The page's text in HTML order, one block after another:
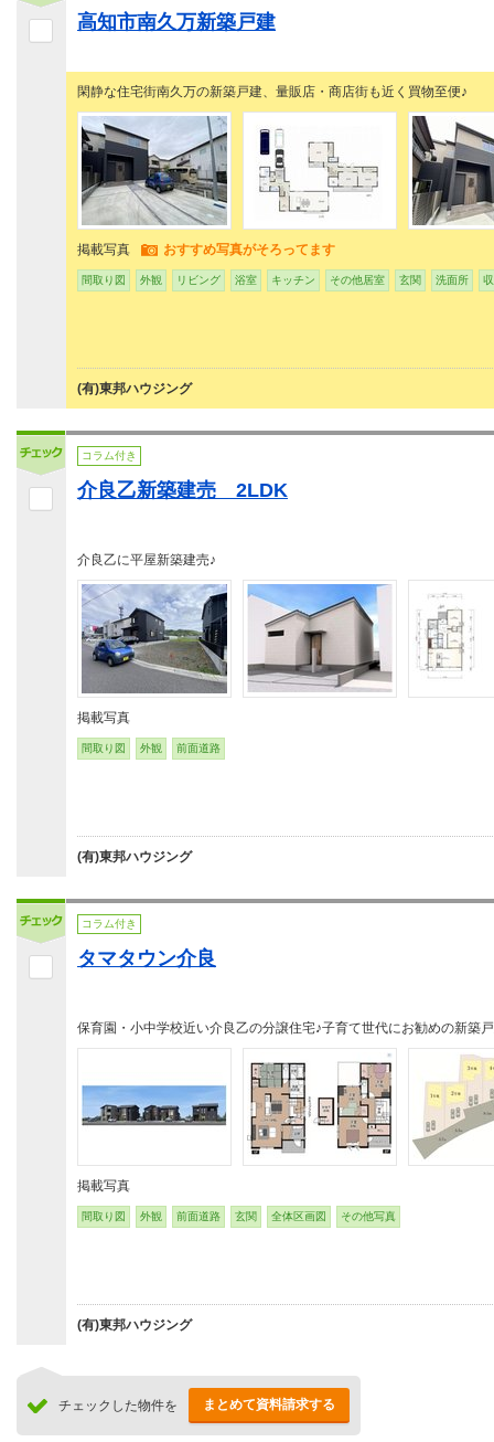
高知市南久万新築戸建
閑静な住宅街南久万の新築戸建、量販店・商店街も近く買物至便♪
掲載写真 おすすめ写真がそろってます
間取り図 外観 リビング 浴室 キッチン その他居室 玄関 洗面所
(有)東邦ハウジング
コラム付き
介良乙新築建売 2LDK
介良乙に平屋新築建売♪
掲載写真
間取り図 外観 前面道路
(有)東邦ハウジング
コラム付き
タマタウン介良
保育園・小中学校近い介良乙の分譲住宅♪子育て世代にお勧めの新築
掲載写真
間取り図 外観 前面道路 玄関 全体区画図 その他写真
(有)東邦ハウジング
チェックした物件を まとめて資料請求する